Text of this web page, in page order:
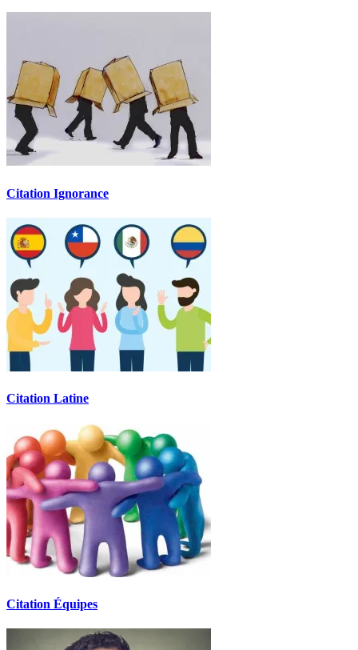
Citation Ignorance
Citation Latine
Citation Équipes